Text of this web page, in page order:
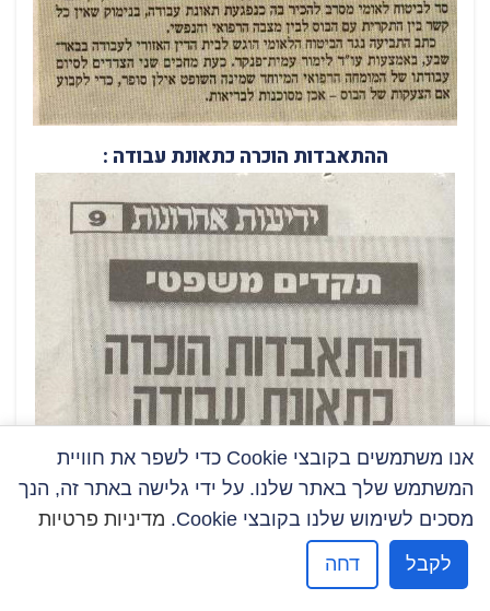
ההתאבדות הוכרה כתאונת עבודה :
אנו משתמשים בקובצי Cookie כדי לשפר את חוויית
המשתמש שלך באתר שלנו. על ידי גלישה באתר זה, הנך
מסכים לשימוש שלנו בקובצי Cookie.
מדיניות פרטיות
לקבל דחה